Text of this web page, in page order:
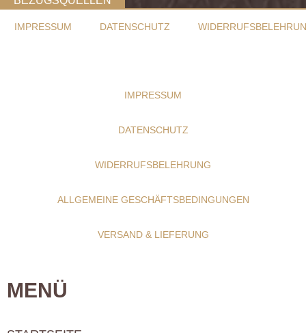
IMPRESSUM DATENSCHUTZ
IMPRESSUM
DATENSCHUTZ
WIDERRUFSBELEHRUNG
ALLGEMEINE GESCHÄFTSBEDINGUNGEN
VERSAND & LIEFERUNG
MENÜ